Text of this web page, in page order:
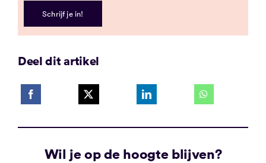
Schrijf je in!
Deel dit artikel
Wil je op de hoogte blijven?